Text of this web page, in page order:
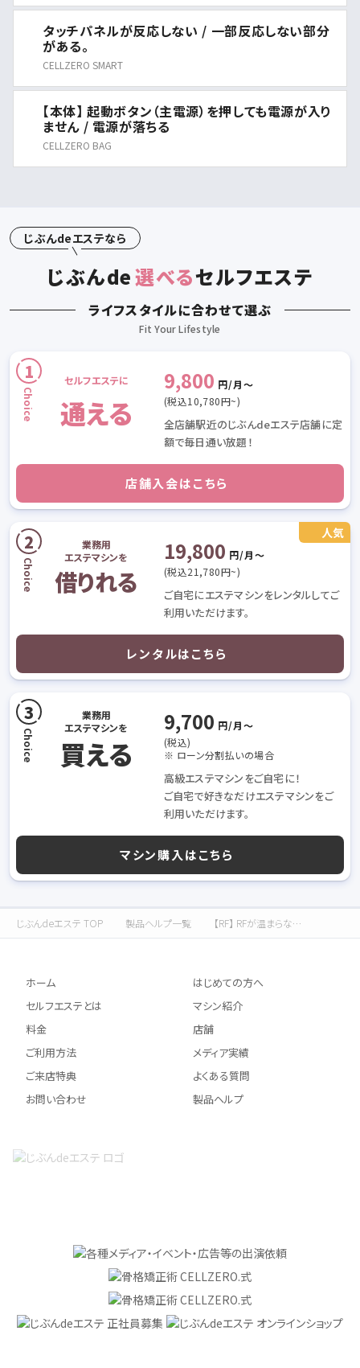
タッチパネルが反応しない / 一部反応しない部分
がある。
CELLZERO SMART
【本体】 起動ボタン（主電源）を押しても電源が入り
ません / 電源が落ちる
CELLZERO BAG
じぶんdeエステなら
じぶんde選べるセルフエステ
ライフスタイルに合わせて選ぶ
セルフエステに
通える
9,800 円/月〜
(税込10,780円~)
全店舗駅近のじぶんdeエステ店舗に定
額で毎日通い放題！
店舗入会はこちら
業務用
エステマシンを
借りれる
19,800 円/月〜
(税込21,780円~)
ご自宅にエステマシンをレンタルしてご
利用いただけます。
レンタルはこちら
業務用
エステマシンを
買える
9,700 円/月〜
(税込)
※ ローン分割払いの場合
高級エステマシンをご自宅に！
ご自宅で好きなだけエステマシンをご
利用いただけます。
マシン購入はこちら
じぶんdeエステ TOP 製品ヘルプ一覧 【RF】 RFが温まらない / 温まりが弱い
ホーム
はじめての方へ
セルフエステとは
マシン紹介
料金
店舗
ご利用方法
メディア実績
ご来店特典
よくある質問
お問い合わせ
製品ヘルプ